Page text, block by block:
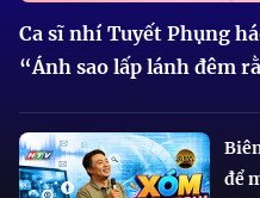
Ca sĩ nhí Tuyết Phụng
“Ánh sao lấp lánh đêm
để